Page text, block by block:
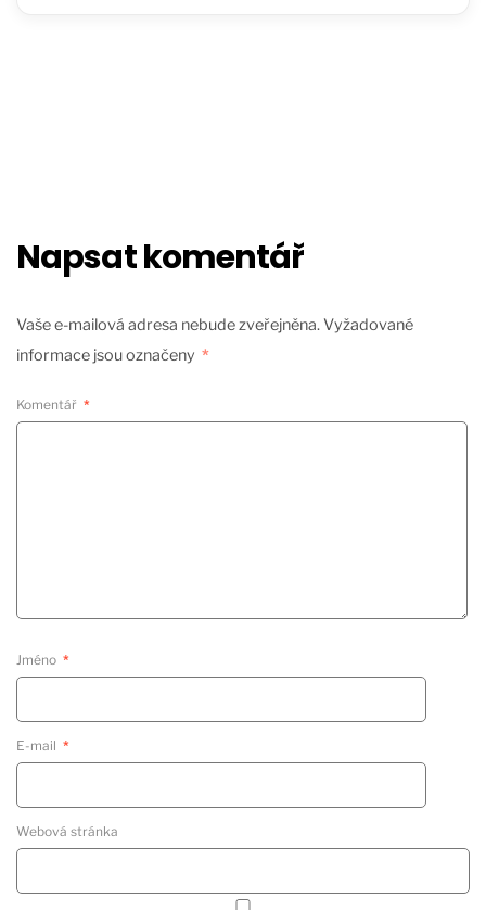
Napsat komentář
Vaše e-mailová adresa nebude zveřejněna.Vyžadované
informace jsou označeny *
Komentář *
Jméno *
E-mail *
Webová stránka